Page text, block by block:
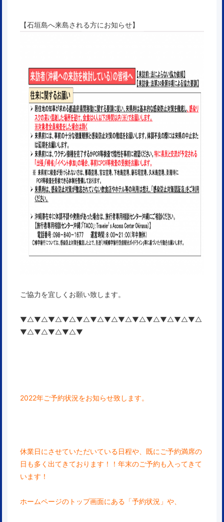
【石垣島へ来島される方にお知らせ】
ご協力を宜しくお願い致します。
▼△▼△▼△▼△▼△▼△▼△▼△▼△▼△▼△▼△▼△
▼△▼△▼△▼△▼
2022年ご予約状況をお知らせ致します。
休業日にさせていただいている日程や、既にご予約満席の
日も多く出てきております！！年末のご予約も入ってきて
います！
ホームページのトップ画面にある「予約状況」や、